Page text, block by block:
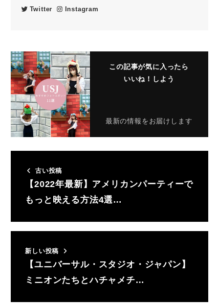
Twitter Instagram
この記事が気に入ったら
いいね！しよう
最新の情報をお届けします
古い投稿
【2022年最新】アメリカンパーティーで
もっと映える方法4選…
新しい投稿
【ユニバーサル・スタジオ・ジャパン】
ミニオンたちとハチャメチ…